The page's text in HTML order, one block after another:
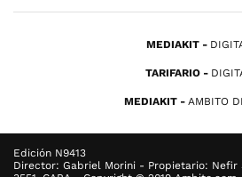
MEDIAKIT
TARIFARIO
MEDIAKIT AMBITO
Edición N9413
Director: Gabriel Morini - Propietario: Nefir